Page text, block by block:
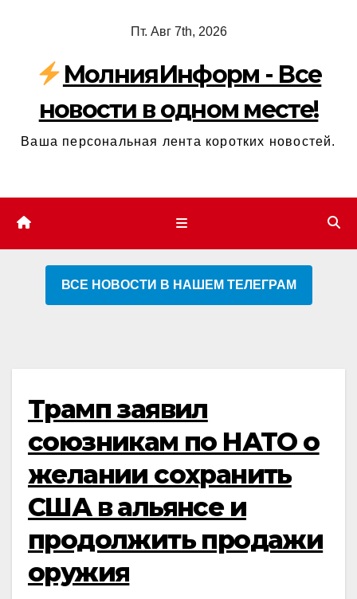
содержимому
Пт. Авг 7th, 2026
МолнияИнформ - Все
новости в одном месте!
Ваша персональная лента коротких новостей.
ВСЕ НОВОСТИ В НАШЕМ ТЕЛЕГРАМ
Трамп заявил
союзникам по НАТО о
желании сохранить
США в альянсе и
продолжить продажи
оружия